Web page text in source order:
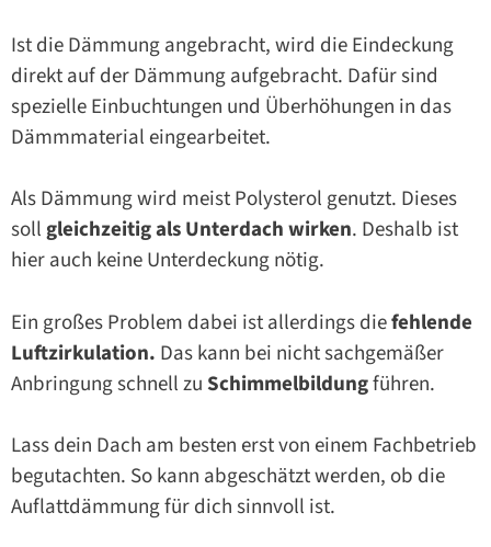
Ist die Dämmung angebracht, wird die Eindeckung
direkt auf der Dämmung aufgebracht. Dafür sind
spezielle Einbuchtungen und Überhöhungen in das
Dämmmaterial eingearbeitet.
Als Dämmung wird meist Polysterol genutzt. Dieses
sollgleichzeitig als Unterdach wirken. Deshalb ist
hier auch keine Unterdeckung nötig.
Ein großes Problem dabei ist allerdings diefehlende
Luftzirkulation. Das kann bei nicht sachgemäßer
Anbringung schnell zu Schimmelbildungführen.
Lass dein Dach am besten erst von einem Fachbetrieb
begutachten. So kann abgeschätzt werden, ob die
Auflattdämmung für dich sinnvoll ist.